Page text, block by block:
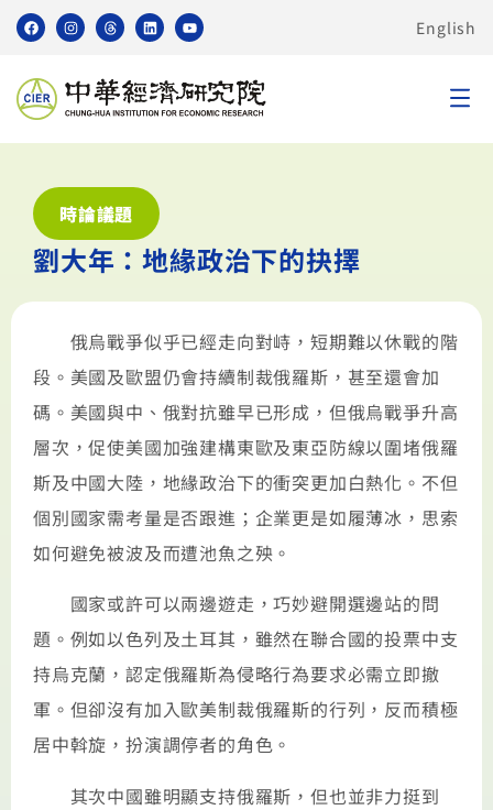
English
時論議題
劉大年：地緣政治下的抉擇
俄烏戰爭似乎已經走向對峙，短期難以休戰的階
段。美國及歐盟仍會持續制裁俄羅斯，甚至還會加
碼。美國與中、俄對抗雖早已形成，但俄烏戰爭升高
層次，促使美國加強建構東歐及東亞防線以圍堵俄羅
斯及中國大陸，地緣政治下的衝突更加白熱化。不但
個別國家需考量是否跟進；企業更是如履薄冰，思索
如何避免被波及而遭池魚之殃。
國家或許可以兩邊遊走，巧妙避開選邊站的問
題。例如以色列及土耳其，雖然在聯合國的投票中支
持烏克蘭，認定俄羅斯為侵略行為要求必需立即撤
軍。但卻沒有加入歐美制裁俄羅斯的行列，反而積極
居中斡旋，扮演調停者的角色。
其次中國雖明顯支持俄羅斯，但也並非力挺到